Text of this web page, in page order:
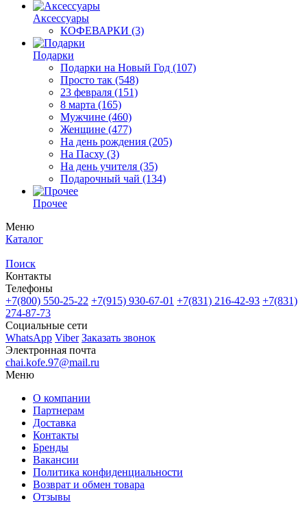
Аксессуары
КОФЕВАРКИ (3)
Подарки
Подарки на Новый Год (107)
Просто так (548)
23 февраля (151)
8 марта (165)
Мужчине (460)
Женщине (477)
На день рождения (205)
На Пасху (3)
На день учителя (35)
Подарочный чай (134)
Прочее
Меню
Каталог
Поиск
Контакты
Телефоны
+7(800) 550-25-22 +7(915) 930-67-01 +7(831) 216-42-93 +7(831)
274-87-73
Социальные сети
WhatsApp Viber Заказать звонок
Электронная почта
chai.kofe.97@mail.ru
Меню
О компании
Партнерам
Доставка
Контакты
Бренды
Вакансии
Политика конфиденциальности
Возврат и обмен товара
Отзывы